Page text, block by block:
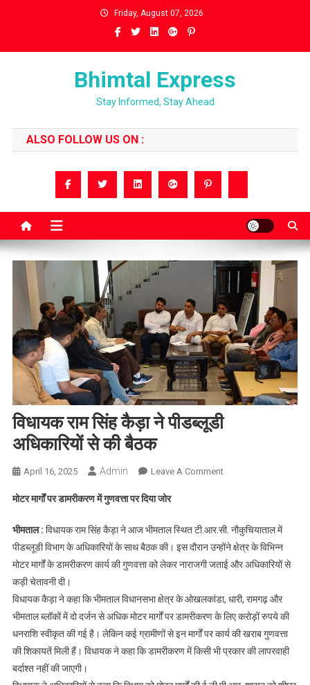
Friday, August 07, 2026
Bhimtal Express
Stay Informed, Stay Ahead
ALSO FOLLOW US ON :
विधायक राम सिंह कैड़ा ने पीडब्लूडी
अधिकारियों से की बैठक
April 16, 2025 Admin Leave A CommentOn
कैड़ा
ने
पीडब्लूडी
से
की
बैठक
मोटर मार्गों पर डामरीकरण में गुणवत्ता पर दिया जोर
भीमताल : विधायक राम सिंह कैड़ा ने आज भीमताल स्थित टी.आर.सी. नौकुचियाताल में
पीडब्लूडी विभाग के अधिकारियों के साथ बैठक की। इस दौरान उन्होंने क्षेत्र के विभिन्न
मोटर मार्गों के डामरीकरण कार्य की गुणवत्ता को लेकर नाराजगी जताई और अधिकारियों से
कड़ी चेतावनी दी।
विधायक कैड़ा ने कहा कि भीमताल विधानसभा क्षेत्र के ओखलकांडा, धारी, रामगढ़ और
भीमताल ब्लॉकों में दो दर्जन से अधिक मोटर मार्गों पर डामरीकरण के लिए करोड़ों रुपये की
धनराशि स्वीकृत की गई है। लेकिन कई ग्रामीणों से इन मार्गों पर कार्य की खराब गुणवत्ता
की शिकायतें मिली हैं। विधायक ने कहा कि डामरीकरण में किसी भी प्रकार की लापरवाही
बर्दाश्त नहीं की जाएगी।